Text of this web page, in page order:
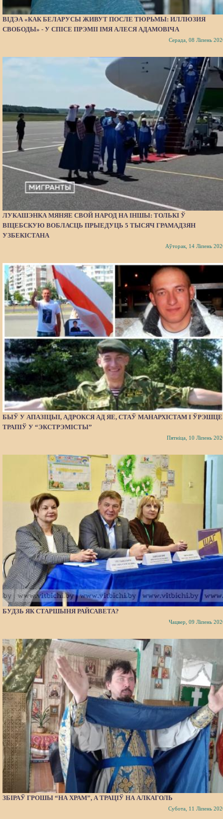
ВІДЭА «КАК БЕЛАРУСЫ ЖИВУТ ПОСЛЕ ТЮРЬМЫ: ИЛЛЮЗИЯ
СВОБОДЫ» - У СПІСЕ ПРЭМІІ ІМЯ АЛЕСЯ АДАМОВІЧА
Серада, 08 Ліпень
ЛУКАШЭНКА МЯНЯЕ СВОЙ НАРОД НА ІНШЫ: ТОЛЬКІ Ў
ВІЦЕБСКУЮ ВОБЛАСЦЬ ПРЫЕДУЦЬ 5 ТЫСЯЧ ГРАМАДЗЯН
УЗБЕКІСТАНА
Аўторак, 14 Ліпень
БЫЎ У АПАЗІЦЫІ, АДРОКСЯ АД ЯЕ, СТАЎ МАНАРХІСТАМ І ЎРЭШЦЕ
ТРАПІЎ У “ЭКСТРЭМІСТЫ”
Пятніца, 10 Ліпень
БУДЗЬ ЯК СТАРШЫНЯ РАЙСАВЕТА?
Чацвер, 09 Ліпень
ЗБІРАЎ ГРОШЫ “НА ХРАМ”, А ТРАЦІЎ НА АЛКАГОЛЬ
Субота, 11 Ліпень